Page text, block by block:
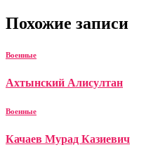
Похожие записи
Военные
Ахтынский Алисултан
Военные
Качаев Мурад Казиевич